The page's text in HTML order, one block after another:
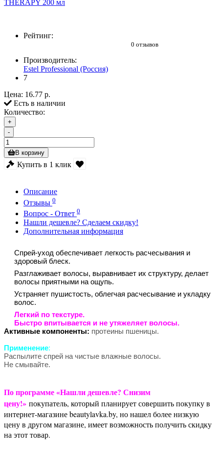
Рейтинг:
0 отзывов
Производитель:
Estel Professional (Россия)
7
Цена: 16.77 р.
Есть в наличии
Количество:
+
-
В корзину
Купить в 1 клик
Описание
Отзывы 0
Вопрос - Ответ 0
Нашли дешевле? Сделаем скидку!
Дополнительная информация
Спрей-уход обеспечивает легкость расчесывания и
здоровый блеск.
Разглаживает волосы, выравнивает их структуру, делает
волосы приятными на ощупь.
Устраняет пушистость, облегчая расчесывание и укладку
волос.
Легкий по текстуре.
Быстро впитывается и не утяжеляет волосы.
Активные компоненты: протеины пшеницы.
Применение:
Распылите спрей на чистые влажные волосы.
Не смывайте.
По программе «Нашли дешевле? Снизим
цену!» покупатель, который планирует совершить покупку в
интернет-магазине beautylavka.by, но нашел более низкую
цену в другом магазине, имеет возможность получить скидку
на этот товар.